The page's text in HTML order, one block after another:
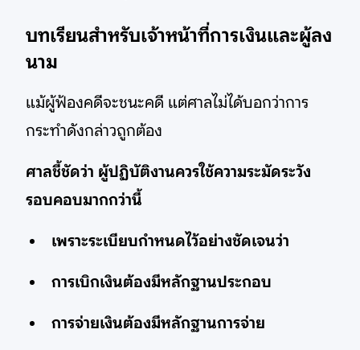
บทเรียนสำหรับเจ้าหน้าที่การเงินและผู้ลง
นาม
แม้ผู้ฟ้องคดีจะชนะคดี แต่ศาลไม่ได้บอกว่าการ
กระทำดังกล่าวถูกต้อง
ศาลชี้ชัดว่า ผู้ปฏิบัติงานควรใช้ความระมัดระวัง
รอบคอบมากกว่านี้
เพราะระเบียบกำหนดไว้อย่างชัดเจนว่า
การเบิกเงินต้องมีหลักฐานประกอบ
การจ่ายเงินต้องมีหลักฐานการจ่าย